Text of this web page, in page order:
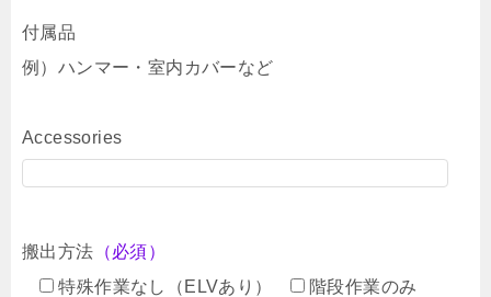
付属品
例）ハンマー・室内カバーなど
Accessories
搬出方法 （必須）
特殊作業なし（ELVあり）
階段作業のみ